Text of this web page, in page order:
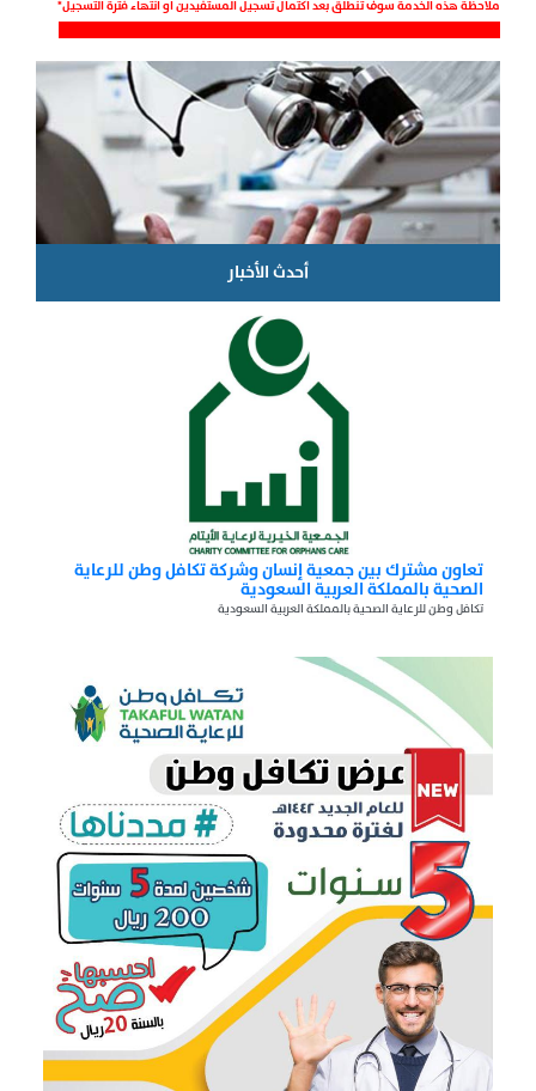
ملاحظة هذه الخدمة سوف تنطلق بعد اكتمال تسجيل المستفيدين او انتهاء فترة التسجيل*
أحدث الأخبار
تعاون مشترك بين جمعية إنسان وشركة تكافل وطن للرعاية
الصحية بالمملكة العربية السعودية
تكافل وطن للرعاية الصحية بالمملكة العربية السعودية